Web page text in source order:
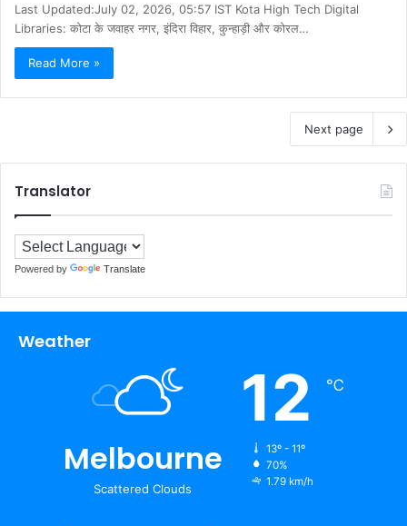
Last Updated:July 02, 2026, 05:57 IST Kota High Tech Digital
Libraries: कोटा के जवाहर नगर, इंदिरा विहार, कुन्हाड़ी और कोरल…
Read More »
Next page
Translator
Powered by Translate
Weather
Melbourne
Scattered Clouds
12 ℃
13º - 11º
70%
1.79 km/h